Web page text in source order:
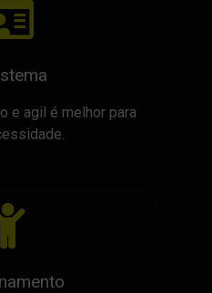
e agil é melhor para